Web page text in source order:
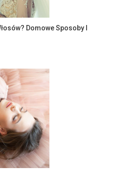
Domowe Sposoby I